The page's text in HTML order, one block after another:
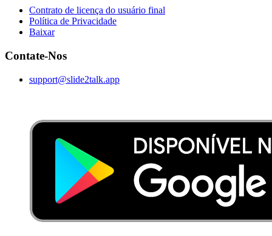
Contrato de licença do usuário final
Política de Privacidade
Baixar
Contate-Nos
support@slide2talk.app